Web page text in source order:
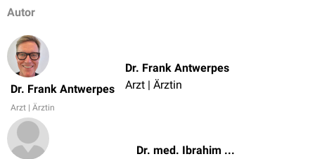
Autor
Dr. Frank Antwerpes
Arzt | Ärztin
Dr. Frank Antwerpes
Arzt | Ärztin
Dr. med. Ibrahim Güler